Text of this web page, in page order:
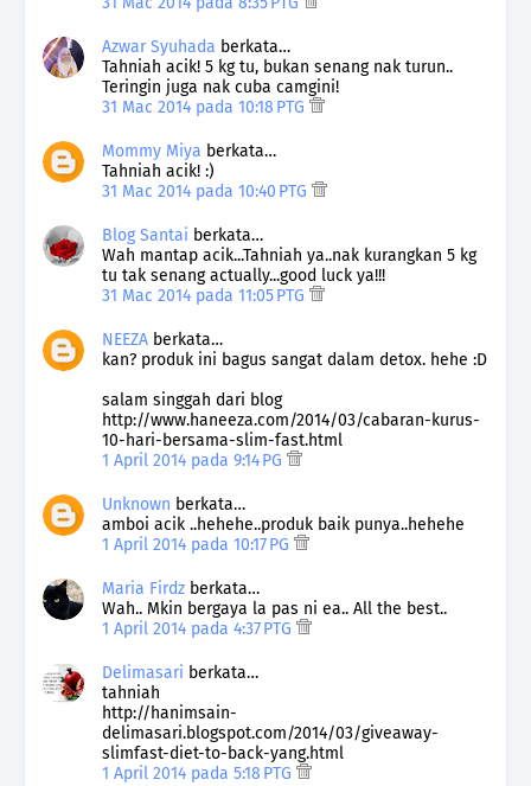
Azwar Syuhada berkata…
Tahniah acik! 5 kg tu, bukan senang nak turun..
Teringin juga nak cuba camgini!
31 Mac 2014 pada 10:18 PTG
Mommy Miya berkata…
Tahniah acik! :)
31 Mac 2014 pada 10:40 PTG
Blog Santai berkata…
Wah mantap acik...Tahniah ya..nak kurangkan 5 kg
tu tak senang actually...good luck ya!!!
31 Mac 2014 pada 11:05 PTG
NEEZA berkata…
kan? produk ini bagus sangat dalam detox. hehe :D
salam singgah dari blog
http://www.haneeza.com/2014/03/cabaran-kurus-
10-hari-bersama-slim-fast.html
1 April 2014 pada 9:14 PG
Unknown berkata…
amboi acik ..hehehe..produk baik punya..hehehe
1 April 2014 pada 10:17 PG
Maria Firdz berkata…
Wah.. Mkin bergaya la pas ni ea.. All the best..
1 April 2014 pada 4:37 PTG
Delimasari berkata…
tahniah
http://hanimsain-
delimasari.blogspot.com/2014/03/giveaway-
slimfast-diet-to-back-yang.html
1 April 2014 pada 5:18 PTG